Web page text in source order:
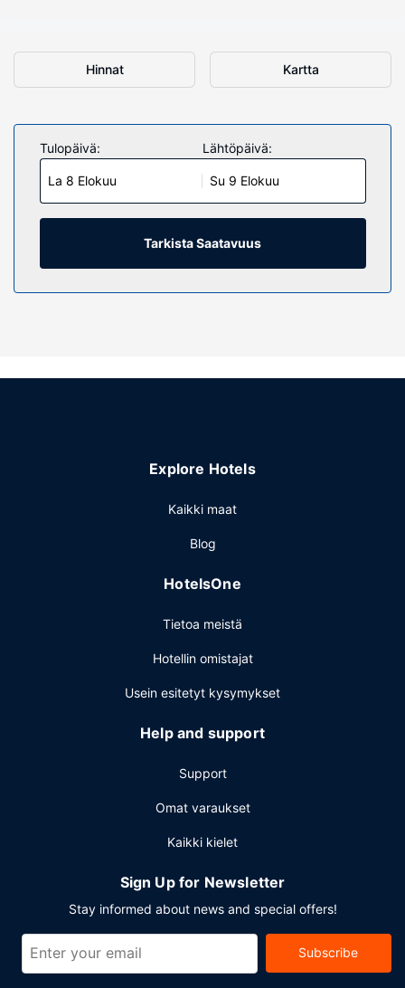
Hinnat Kartta
Tulopäivä:
La 8 Elokuu
Lähtöpäivä:
Su 9 Elokuu
Tarkista Saatavuus
Explore Hotels
Kaikki maat
Blog
HotelsOne
Tietoa meistä
Hotellin omistajat
Usein esitetyt kysymykset
Help and support
Support
Omat varaukset
Kaikki kielet
Sign Up for Newsletter
Stay informed about news and special offers!
Subscribe